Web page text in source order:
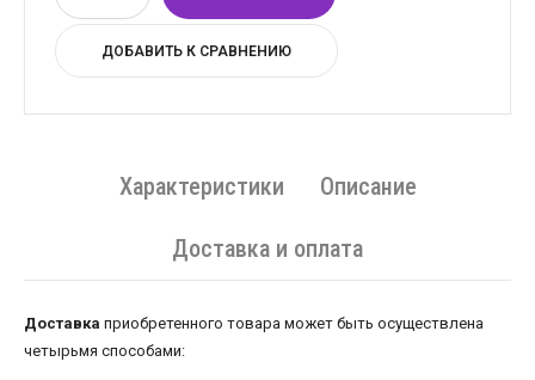
ДОБАВИТЬ К СРАВНЕНИЮ
Характеристики Описание
Доставка и оплата
Доставка приобретенного товара может быть осуществлена ​​
четырьмя способами: